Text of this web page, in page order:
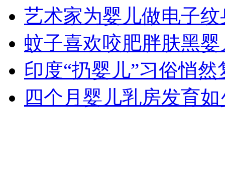
无痛分娩是否安全 医生回应
外交部：反对强权政治霸凌主义
外交部：有关国家言论片面不公正
艺术家为婴儿做电子纹
蚊子喜欢咬肥胖肤黑
印度“扔婴儿”习俗悄然
四个月婴儿乳房发育